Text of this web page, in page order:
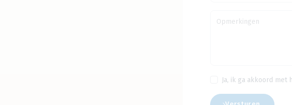
Ja, ik ga akkoord met